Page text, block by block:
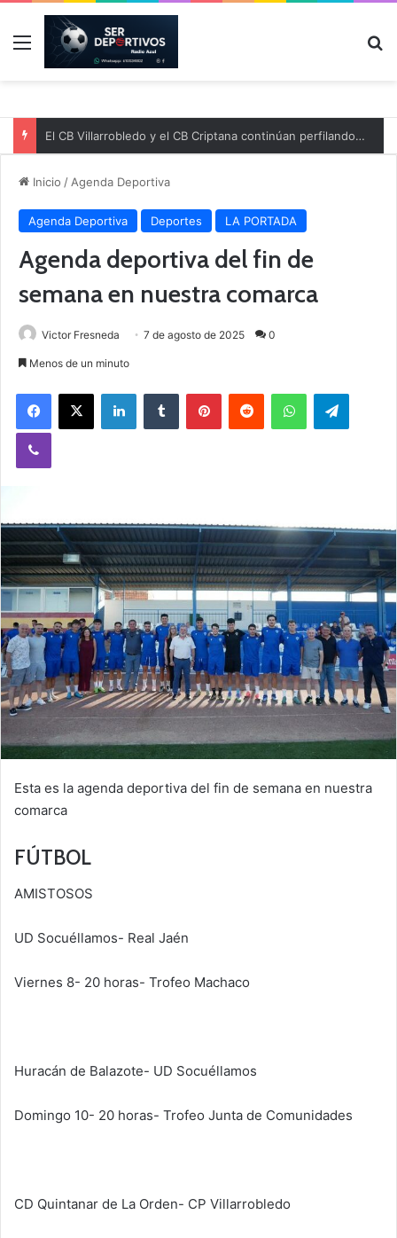
Menú
El CB Villarrobledo y el CB Criptana continúan perfilando sus plantillas
Inicio / Agenda Deportiva
Agenda Deportiva Deportes LA PORTADA
Agenda deportiva del fin de
semana en nuestra comarca
Victor Fresneda 7 de agosto de 2025 0
Menos de un minuto
Esta es la agenda deportiva del fin de semana en nuestra
comarca
FÚTBOL
AMISTOSOS
UD Socuéllamos- Real Jaén
Viernes 8- 20 horas- Trofeo Machaco
Huracán de Balazote- UD Socuéllamos
Domingo 10- 20 horas- Trofeo Junta de Comunidades
CD Quintanar de La Orden- CP Villarrobledo